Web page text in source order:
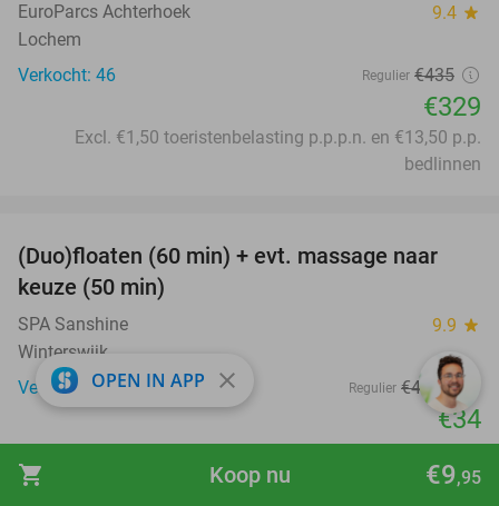
shopping_cart €9,95
Koop nu
EuroParcs Achterhoek 9.4 star
Lochem
Verkocht: 46
Regulier €435
€329
Excl. €1,50 toeristenbelasting p.p.p.n. en €13,50 p.p.
bedlinnen
31%
(Duo)floaten (60 min) + evt. massage naar
keuze (50 min)
SPA Sanshine 9.9 star
Winterswijk
Verkocht: 34
Regulier €49,50
€34
OPEN IN APP close